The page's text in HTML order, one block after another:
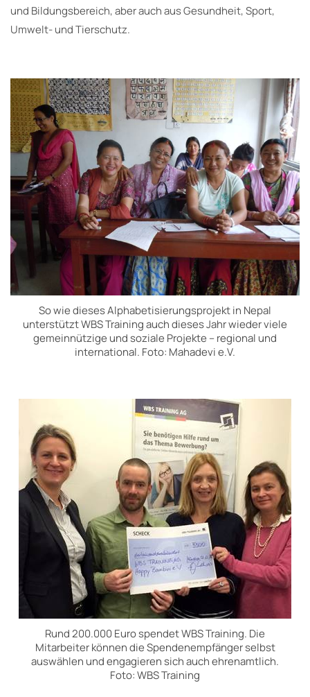
und Bildungsbereich, aber auch aus Gesundheit, Sport,
Umwelt- und Tierschutz.
So wie dieses Alphabetisierungsprojekt in Nepal
unterstützt WBS Training auch dieses Jahr wieder viele
gemeinnützige und soziale Projekte – regional und
international. Foto: Mahadevi e.V.
Rund 200.000 Euro spendet WBS Training. Die
Mitarbeiter können die Spendenempfänger selbst
auswählen und engagieren sich auch ehrenamtlich.
Foto: WBS Training